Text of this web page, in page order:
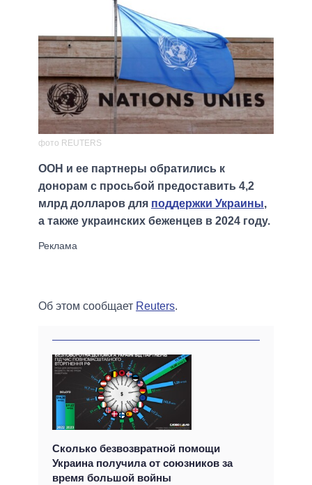
фото REUTERS
ООН и ее партнеры обратились к
донорам с просьбой предоставить 4,2
млрд долларов для поддержки Украины,
а также украинских беженцев в 2024 году.
Об этом сообщает Reuters.
Сколько безвозвратной помощи
Украина получила от союзников за
время большой войны